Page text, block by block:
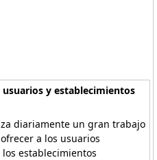
y establecimientos
diariamente un gran trabajo
a los usuarios
establecimientos